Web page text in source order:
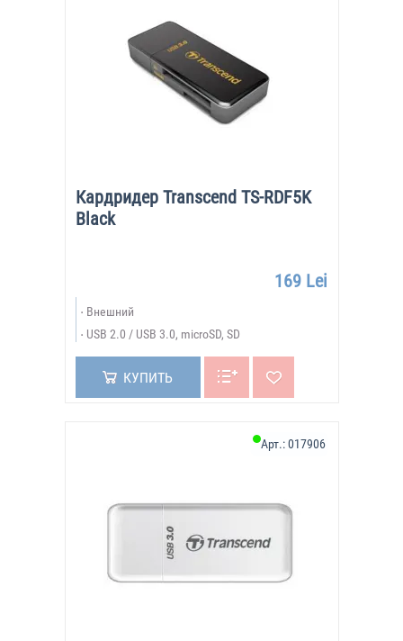
Кардридер Transcend TS-RDF5K
Black
169 Lei
Внешний
USB 2.0 / USB 3.0, microSD, SD
КУПИТЬ
Арт.:017906